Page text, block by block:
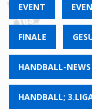
EVENT
FINALE
HANDBALL-NEWS
HANDBALL;